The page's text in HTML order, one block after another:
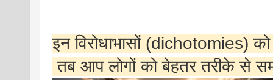
इन विरोधाभासों (dichotomies)
तब आप लोगों को बेहतर तरीके से